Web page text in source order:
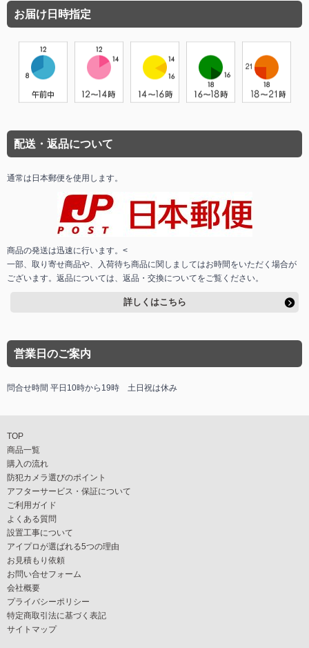
お届け日時指定
配送・返品について
通常は日本郵便を使用します。
商品の発送は迅速に行います。<
一部、取り寄せ商品や、入荷待ち商品に関しましてはお時間をいただく場合が
ございます。返品については、返品・交換についてをご覧ください。
詳しくはこちら
営業日のご案内
問合せ時間 平日10時から19時 土日祝は休み
TOP
商品一覧
購入の流れ
防犯カメラ選びのポイント
アフターサービス・保証について
ご利用ガイド
よくある質問
設置工事について
アイプロが選ばれる5つの理由
お見積もり依頼
お問い合せフォーム
会社概要
プライバシーポリシー
特定商取引法に基づく表記
サイトマップ